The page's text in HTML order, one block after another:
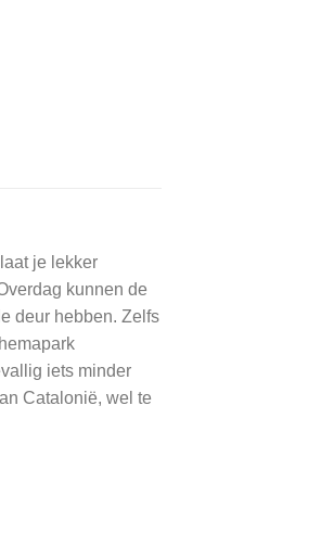
je lekker
kunnen de
deur hebben. Zelfs
iets minder
Catalonië, wel te